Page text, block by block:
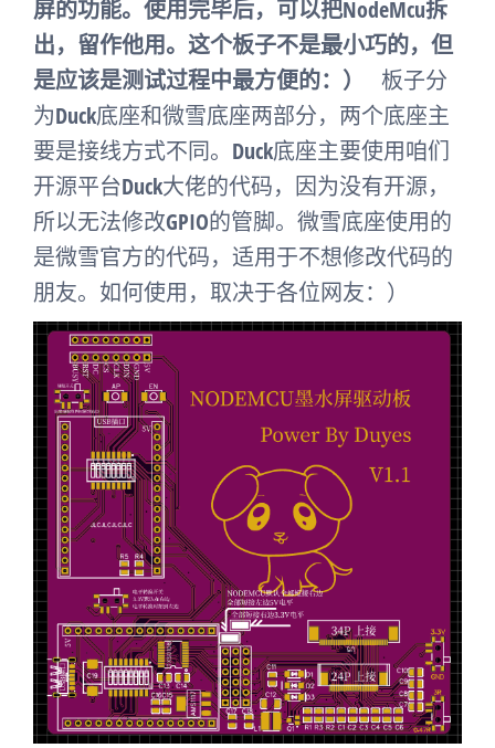
屏的功能。使用完毕后，可以把NodeMcu拆
出，留作他用。这个板子不是最小巧的，但
是应该是测试过程中最方便的：）
板子分
为Duck底座和微雪底座两部分，两个底座主
要是接线方式不同。Duck底座主要使用咱们
开源平台Duck大佬的代码，因为没有开源，
所以无法修改GPIO的管脚。微雪底座使用的
是微雪官方的代码，适用于不想修改代码的
朋友。如何使用，取决于各位网友：）